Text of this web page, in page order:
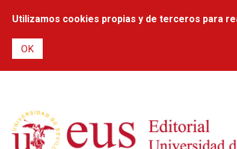
Utilizamos cookies propias y de terceros para